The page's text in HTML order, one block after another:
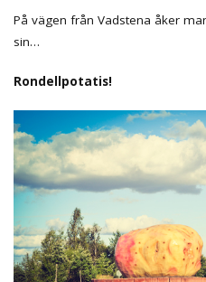
På vägen från Vadstena åker
sin…
Rondellpotatis!